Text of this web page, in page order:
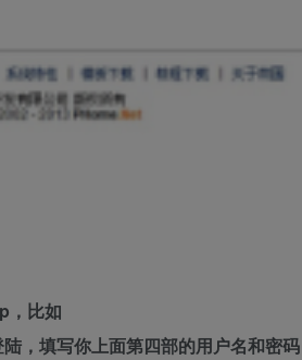
，比如
，填写你上面第四部的用户名和密